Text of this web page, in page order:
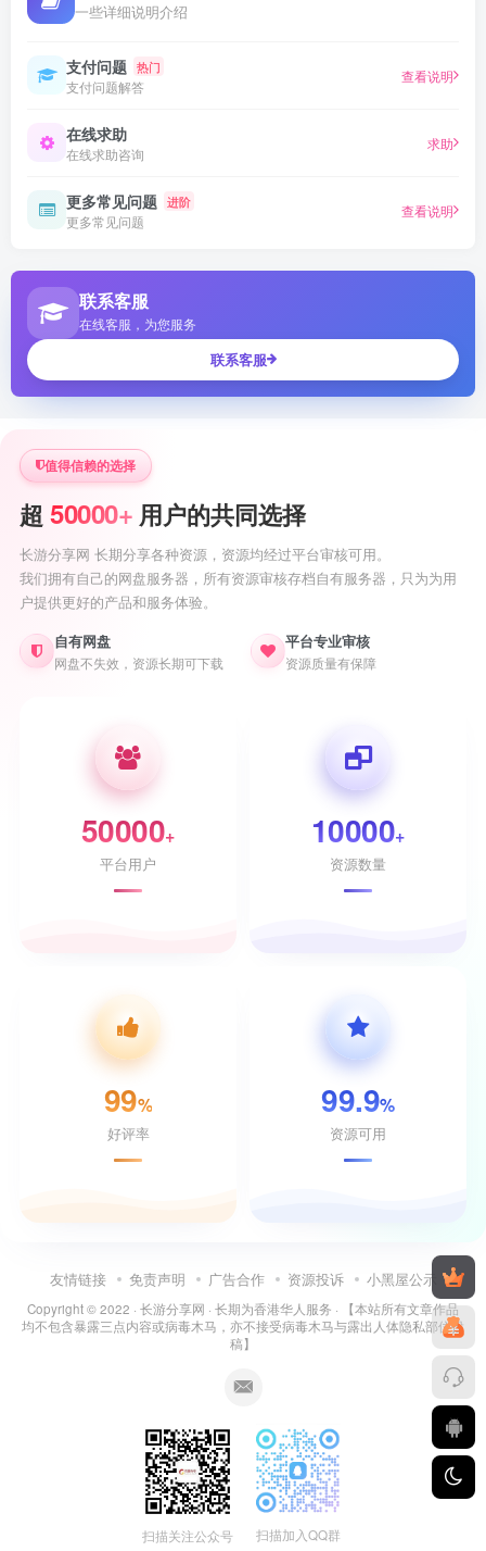
一些详细说明介绍
支付问题 热门
支付问题解答
查看说明
在线求助
在线求助咨询
求助
更多常见问题 进阶
更多常见问题
查看说明
联系客服
在线客服，为您服务
联系客服
值得信赖的选择
超 50000+ 用户的共同选择
长游分享网 长期分享各种资源，资源均经过平台审核可用。
我们拥有自己的网盘服务器，所有资源审核存档自有服务器，只为为用
户提供更好的产品和服务体验。
自有网盘
网盘不失效，资源长期可下载
平台专业审核
资源质量有保障
50000+
平台用户
10000+
资源数量
99%
好评率
99.9%
资源可用
友情链接 免责声明 广告合作 资源投诉 小黑屋公示
Copyright © 2022 · 长游分享网 · 长期为香港华人服务 · 【本站所有文章作品
均不包含暴露三点内容或病毒木马，亦不接受病毒木马与露出人体隐私部位投
稿】
扫描关注公众号 扫描加入QQ群